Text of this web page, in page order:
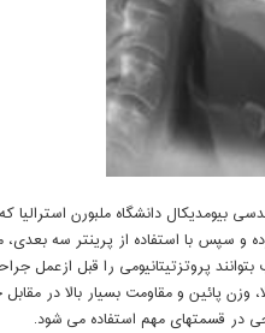
بیومدیکال دانشگاه ملبورن
و سپس با استفاده از پرینتر سه
پروتزتیتانیومی را قبل ازعمل
وزن پائین و مقاومت بسیار بالا در
در قسمتهای مهم استفاده می شود.